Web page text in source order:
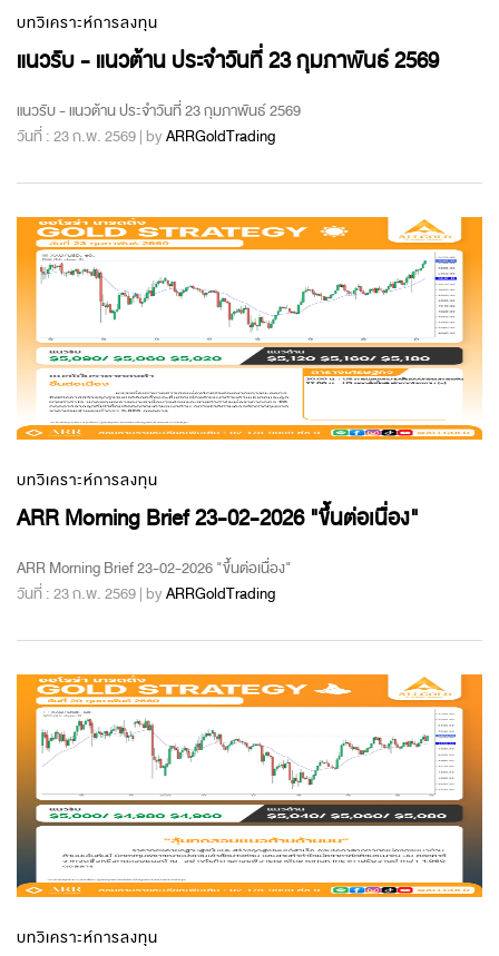
บทวิเคราะห์การลงทุน
แนวรับ - แนวต้าน ประจำวันที่ 23 กุมภาพันธ์ 2569
แนวรับ - แนวต้าน ประจำวันที่ 23 กุมภาพันธ์ 2569
วันที่ : 23 ก.พ. 2569 | byARRGoldTrading
บทวิเคราะห์การลงทุน
ARR Morning Brief 23-02-2026 "ขึ้นต่อเนื่อง"
ARR Morning Brief 23-02-2026 "ขึ้นต่อเนื่อง"
วันที่ : 23 ก.พ. 2569 | byARRGoldTrading
บทวิเคราะห์การลงทุน